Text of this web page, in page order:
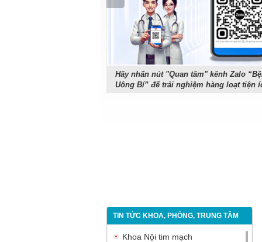
Hãy nhấn nút "Quan tâm" kênh Zalo
Uông Bí” để trải nghiệm hàng loạt tiện
TIN TỨC KHOA, PHÒNG, TRUNG TÂM
Khoa Nội tim mạch